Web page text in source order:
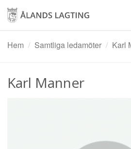
Hoppa
huvudinnehåll
Hem
Samtliga ledamöter Karl
Karl Manner